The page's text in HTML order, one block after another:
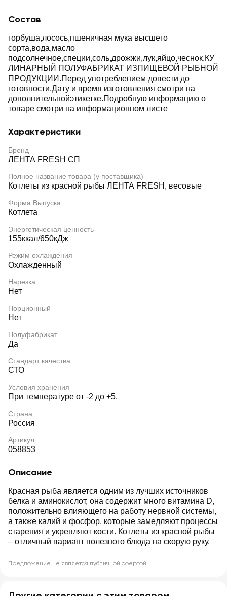
Состав
горбуша,лосось,пшеничная мука высшего
сорта,вода,масло
подсолнечное,специи,соль,дрожжи,лук,яйцо,чеснок.КУ
ЛИНАРНЫЙ ПОЛУФАБРИКАТ ИЗПИЩЕВОЙ РЫБНОЙ
ПРОДУКЦИИ.Перед употреблением довести до
готовности.Дату и время изготовления смотри на
дополнительнойэтикетке.Подробную информацию о
товаре смотри на информационном листе
Характеристики
Бренд
ЛЕНТА FRESH СП
Полное название товара (у поставщика)
Котлеты из красной рыбы ЛЕНТА FRESH, весовые
Форма Выпуска
Котлета
Энергетическая ценность
155ккал/650кДж
Режим охлаждения
Охлажденный
Нарезка
Нет
Порционный
Нет
Полуфабрикат
Да
Стандарт качества
СТО
Условия хранения
При температуре от -2 до +5.
Страна
Россия
Артикул
058853
Описание
Красная рыба является одним из лучших источников
белка и аминокислот, она содержит много витамина D,
положительно влияющего на работу нервной системы,
а также калий и фосфор, которые замедляют процессы
старения и укрепляют кости. Котлеты из красной рыбы
– отличный вариант полезного блюда на скорую руку.
Предложение не является публичной офертой